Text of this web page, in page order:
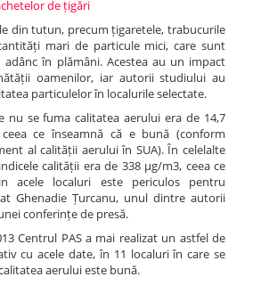
de țigări
din tutun, precum țigaretele, trabucurile
mari de particule mici, care sunt
în plămâni. Acestea au un impact
oamenilor, iar autorii studiului au
particulelor în localurile selectate.
nu se fuma calitatea aerului era de 14,7
ce înseamnă că e bună (conform
al calității aerului în SUA). În celelalte
calității era de 338 µg/m3, ceea ce
acele localuri este periculos pentru
Ghenadie Țurcanu, unul dintre autorii
conferințe de presă.
Centrul PAS a mai realizat un astfel de
cu acele date, în 11 localuri în care se
aerului este bună.